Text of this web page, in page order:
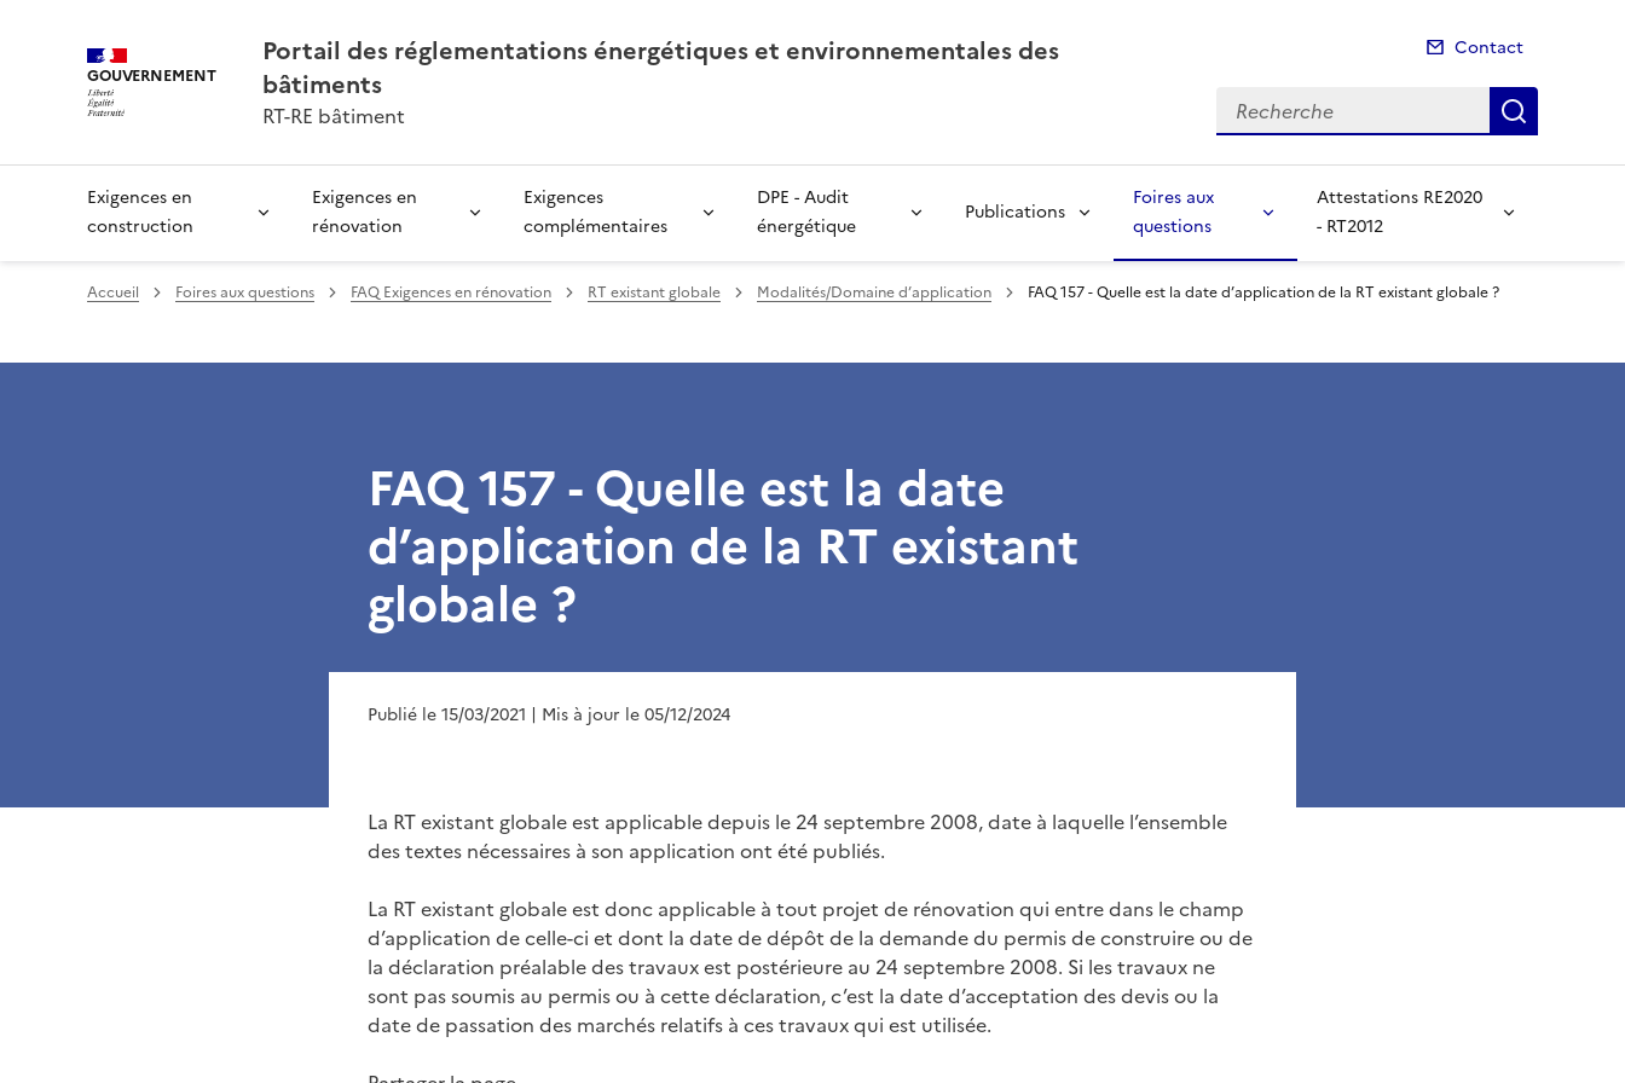
GOUVERNEMENT
Portail des réglementations énergétiques et environnementales des
bâtiments
RT-RE bâtiment
Contact
Recherche
Exigences en
construction
Exigences en
rénovation
Exigences
complémentaires
DPE - Audit
énergétique
Publications
Foires aux
questions
Attestations RE2020
- RT2012
Accueil Foires aux questions FAQ Exigences en rénovation RT existant globale Modalités/Domaine d’application FAQ 157 - Quelle est la date d’application de la RT existant globale ?
FAQ 157 - Quelle est la date
d’application de la RT existant
globale ?
Publié le 15/03/2021 | Mis à jour le 05/12/2024
La RT existant globale est applicable depuis le 24 septembre 2008, date à laquelle l’ensemble
des textes nécessaires à son application ont été publiés.
La RT existant globale est donc applicable à tout projet de rénovation qui entre dans le champ
d’application de celle-ci et dont la date de dépôt de la demande du permis de construire ou de
la déclaration préalable des travaux est postérieure au 24 septembre 2008. Si les travaux ne
sont pas soumis au permis ou à cette déclaration, c’est la date d’acceptation des devis ou la
date de passation des marchés relatifs à ces travaux qui est utilisée.